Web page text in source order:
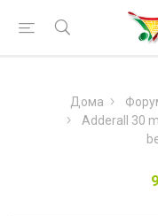
Дома
Adderall 30